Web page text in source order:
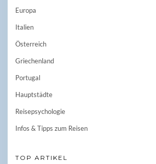
Europa
Italien
Österreich
Griechenland
Portugal
Hauptstädte
Reisepsychologie
Infos & Tipps zum Reisen
TOP ARTIKEL